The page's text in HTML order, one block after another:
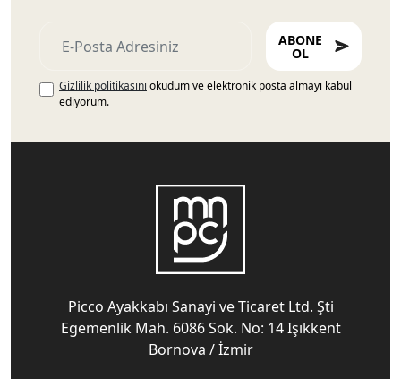
ABONE
OL
Gizlilik politikasını okudum ve elektronik posta almayı kabul
ediyorum.
Picco Ayakkabı Sanayi ve Ticaret Ltd. Şti
Egemenlik Mah. 6086 Sok. No: 14 Işıkkent
Bornova / İzmir